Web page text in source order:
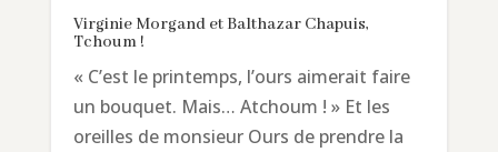
Virginie Morgand et Balthazar Chapuis,
Tchoum !
« C’est le printemps, l’ours aimerait faire
un bouquet. Mais… Atchoum ! » Et les
oreilles de monsieur Ours de prendre la